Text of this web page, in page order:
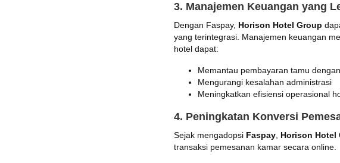
3. Manajemen Keuangan yang
Dengan Faspay, Horison Hotel Group
yang terintegrasi. Manajemen keuangan
hotel dapat:
Memantau pembayaran tamu
Mengurangi kesalahan administrasi
Meningkatkan efisiensi operasional
4. Peningkatan Konversi
Sejak mengadopsi Faspay, Horison Hotel
transaksi pemesanan kamar secara online.